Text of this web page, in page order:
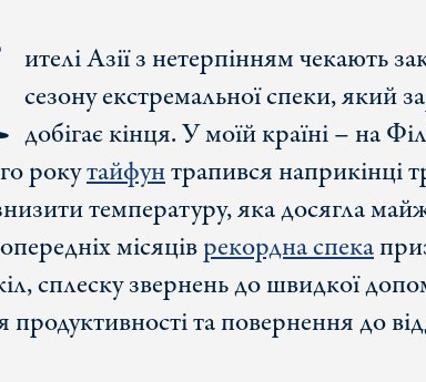
ителі Азії з нетерпінням чекають
сезону екстремальної спеки, який
добігає кінця. У моїй країні – на
рокутайфунтрапився наприкінці
температуру, яка досягла
місяціврекордна спека
сплеску звернень до швидкої
та повернення до